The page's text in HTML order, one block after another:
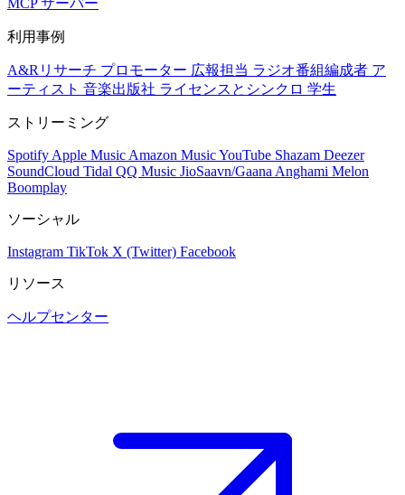
利用事例
A&Rリサーチ プロモーター 広報担当 ラジオ番組編成者 ア
ーティスト 音楽出版社 ライセンスとシンクロ 学生
ストリーミング
Spotify Apple Music Amazon MusicYouTube Shazam Deezer
SoundCloud Tidal QQ Music JioSaavn/Gaana Anghami Melon
Boomplay
ソーシャル
Instagram TikTok X (Twitter) Facebook
リソース
ヘルプセンター